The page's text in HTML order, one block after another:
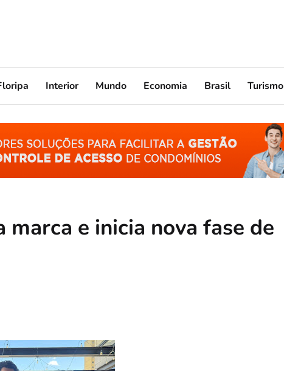
Interior Mundo Economia Brasil Turismo
e inicia nova fase de